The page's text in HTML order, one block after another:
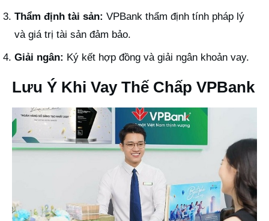
Thẩm định tài sản: VPBank thẩm định tính pháp lý
và giá trị tài sản đảm bảo.
Giải ngân: Ký kết hợp đồng và giải ngân khoản vay.
Lưu Ý Khi Vay Thế Chấp VPBank